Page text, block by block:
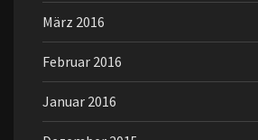
März 2016
Februar 2016
Januar 2016